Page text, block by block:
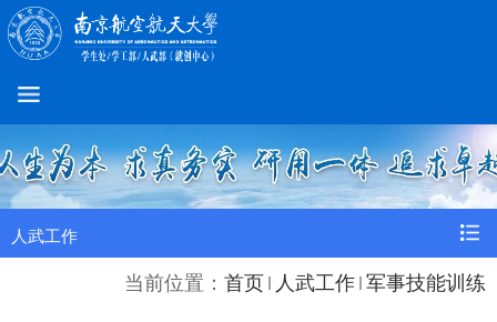
人武工作
当前位置： 首页 人武工作 军事技能训练